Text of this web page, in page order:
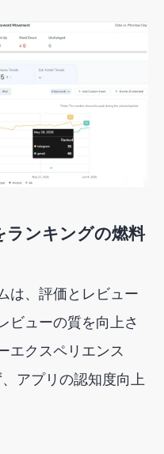
ランキングの燃料
は、評価とレビュー
ビューの質を向上さ
エクスペリエンス
アプリの認知度向上